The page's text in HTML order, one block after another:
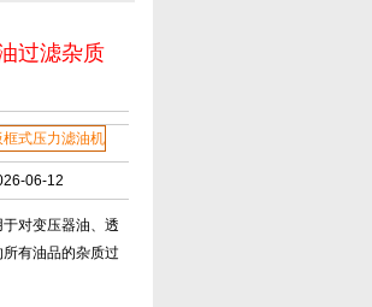
过滤杂质
框式压力滤油机
06-12
对变压器油、透
有油品的杂质过